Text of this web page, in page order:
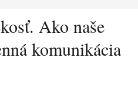
Ako naše
komunikácia